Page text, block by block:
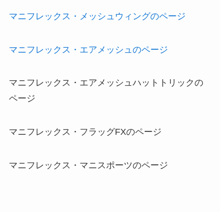
マニフレックス・メッシュウィングのページ
マニフレックス・エアメッシュのページ
マニフレックス・エアメッシュハットトリックの
ページ
マニフレックス・フラッグFXのページ
マニフレックス・マニスポーツのページ